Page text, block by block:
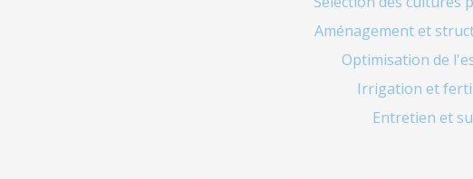
Aménagement et
Optimisation de
Irrigation et
Entretien et